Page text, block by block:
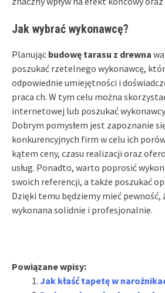
Jak wybrać wykonawcę?
Planując budowę tarasu z drewna
poszukać rzetelnego wykonawcę,
odpowiednie umiejętności i
praca ch. W tym celu można
internetowej lub poszukać
Dobrym pomysłem jest zapoznanie
konkurencyjnych firm w celu ich
kątem ceny, czasu realizacji oraz
usług. Ponadto, warto poprosić
swoich referencji, a także poszukać
Dzięki temu będziemy mieć pewność,
wykonana solidnie i profesjonalnie.
Powiązane wpisy:
Jak kłaść tapetę w